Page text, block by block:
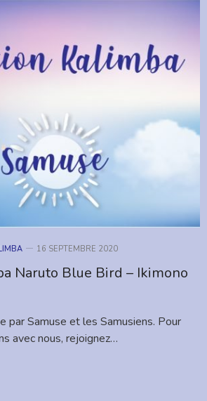
16 SEPTEMBRE 2020
Naruto Blue Bird – Ikimono
par Samuse et les Samusiens. Pour
avec nous, rejoignez…